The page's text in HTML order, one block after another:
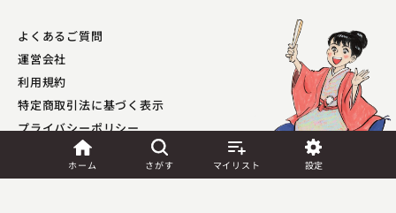
ホーム さがす マイリスト 設定
よくあるご質問
運営会社
利用規約
特定商取引法に基づく表示
プライバシーポリシー​
外部送信ポリシー